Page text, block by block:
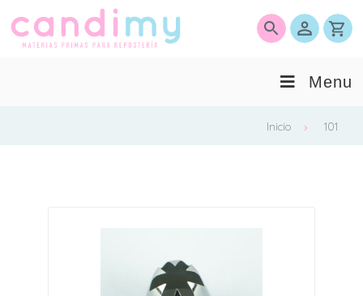
Menu
Inicio 101